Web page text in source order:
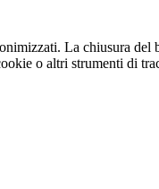
La chiusura
o altri strumenti di